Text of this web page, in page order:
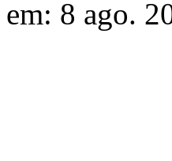
em: 8 ago.